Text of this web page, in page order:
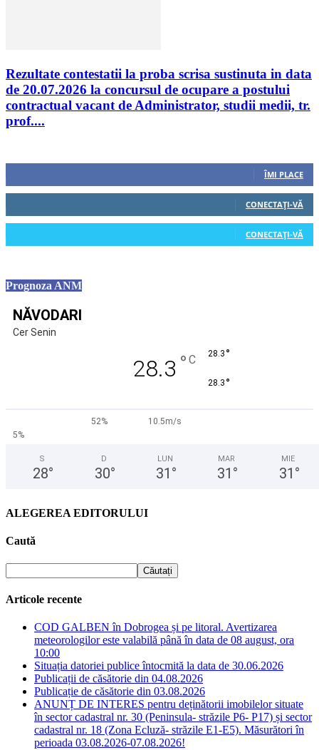
Rezultate contestatii la proba scrisa sustinuta in data
de 20.07.2026 la concursul de ocupare a postului
contractual vacant de Administrator, studii medii, tr.
prof....
ÎMI PLACE
CONECTAȚI-VĂ
CONECTAȚI-VĂ
Prognoza ANM
NĂVODARI
Cer Senin
28.3 ° C 28.3 °
28.3 °
52%
10.5m/s
5%
S
28°
D
30°
LUN
31 °
MAR
31 °
MIE
31 °
ALEGEREA EDITORULUI
Caută
Articole recente
COD GALBEN în Dobrogea și pe litoral. Avertizarea
meteorologilor este valabilă până în data de 08 august, ora
10:00
Situația datoriei publice întocmită la data de 30.06.2026
Publicații de căsătorie din 04.08.2026
Publicație de căsătorie din 03.08.2026
ANUNȚ DE INTERES pentru deținătorii imobilelor situate
în sector cadastral nr. 30 (Peninsula- străzile P6- P17) și sector
cadastral nr. 18 (Zona Ecluză- străzile E1-E5). Măsurători în
perioada 03.08.2026-07.08.2026!